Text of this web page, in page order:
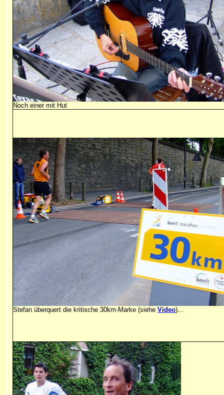
Noch einer mit Hut
Stefan überquert die kritische 30km-Marke (siehe Video)...